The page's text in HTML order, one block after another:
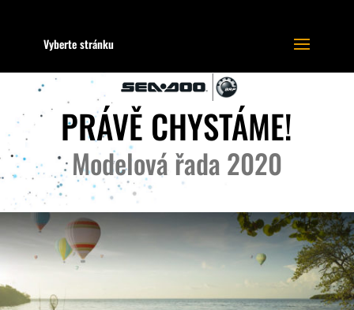
Vyberte stránku
PRÁVĚ CHYSTÁME!
Modelová řada 2020